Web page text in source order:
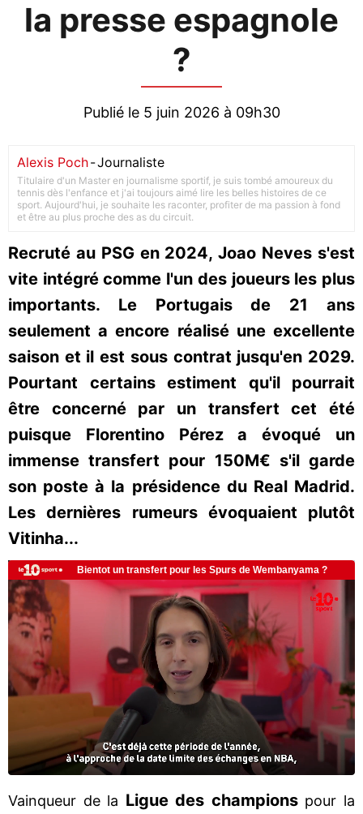
la presse espagnole
?
Publié le 5 juin 2026 à 09h30
Alexis Poch-Journaliste
Titulaire d'un Master en journalisme sportif, je suis tombé amoureux du
tennis dès l'enfance et j'ai toujours aimé lire les belles histoires de ce
sport. Aujourd'hui, je souhaite les raconter, profiter de ma passion à fond
et être au plus proche des as du circuit.
Recruté au PSG en 2024, Joao Neves s'est
vite intégré comme l'un des joueurs les plus
importants. Le Portugais de 21 ans
seulement a encore réalisé une excellente
saison et il est sous contrat jusqu'en 2029.
Pourtant certains estiment qu'il pourrait
être concerné par un transfert cet été
puisque Florentino Pérez a évoqué un
immense transfert pour 150M€ s'il garde
son poste à la présidence du Real Madrid.
Les dernières rumeurs évoquaient plutôt
Vitinha...
Vainqueur de la Ligue des championspour la